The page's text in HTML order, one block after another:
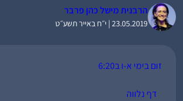
הרבנית מישל כהן פרבר
23.05.2019 | י״ח באייר תשע״ט
זום בימי א-ו ב6:20
דף נלווה